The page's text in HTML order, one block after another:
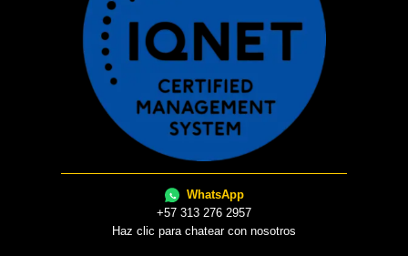
WhatsApp
+57 313 276 2957
Haz clic para chatear con nosotros